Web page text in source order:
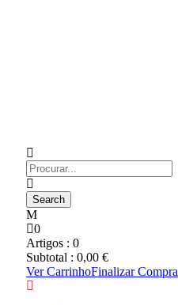
0
Artigos : 0
Subtotal : 0,00 €
Ver CarrinhoFinalizar Compra